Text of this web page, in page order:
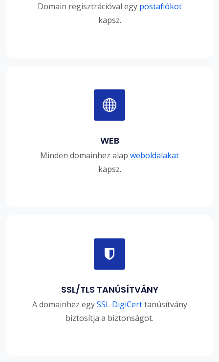
Domain regisztrációval egy postafiókot
kapsz.
WEB
Minden domainhez alap weboldalakat
kapsz.
SSL/TLS TANÚSÍTVÁNY
A domainhez egySSL DigiCerttanúsítvány
biztosítja a biztonságot.